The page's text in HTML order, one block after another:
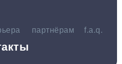
партнёрам f.a.q.